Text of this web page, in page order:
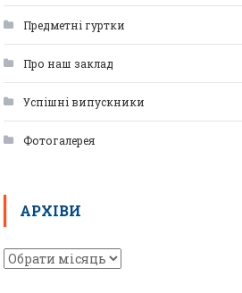
Предметні гуртки
Про наш заклад
Успішні випускники
Фотогалерея
АРХІВИ